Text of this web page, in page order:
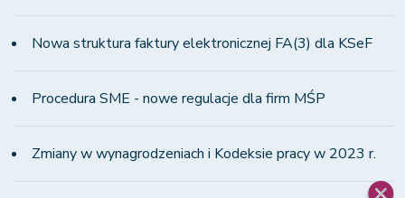
Nowa struktura faktury elektronicznej FA(3) dla KSeF
Procedura SME - nowe regulacje dla firm MŚP
Zmiany w wynagrodzeniach i Kodeksie pracy w 2023 r.